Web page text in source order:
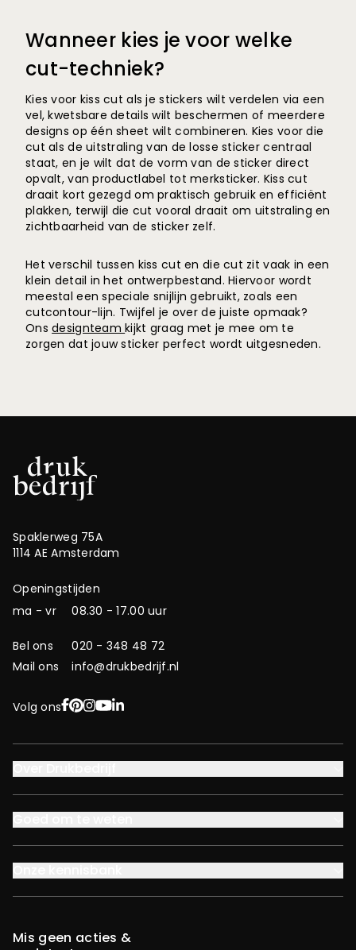
Wanneer kies je voor welke
cut-techniek?
Kies voor kiss cut als je stickers wilt verdelen via een
vel, kwetsbare details wilt beschermen of meerdere
designs op één sheet wilt combineren. Kies voor die
cut als de uitstraling van de losse sticker centraal
staat, en je wilt dat de vorm van de sticker direct
opvalt, van productlabel tot merksticker. Kiss cut
draait kort gezegd om praktisch gebruik en efficiënt
plakken, terwijl die cut vooral draait om uitstraling en
zichtbaarheid van de sticker zelf.
Het verschil tussen kiss cut en die cut zit vaak in een
klein detail in het ontwerpbestand. Hiervoor wordt
meestal een speciale snijlijn gebruikt, zoals een
cutcontour-lijn. Twijfel je over de juiste opmaak?
Onsdesignteamkijkt graag met je mee om te
zorgen dat jouw sticker perfect wordt uitgesneden.
Spaklerweg 75A
1114 AE Amsterdam
Openingstijden
ma - vr
08.30 - 17.00 uur
Bel ons
020 - 348 48 72
Mail ons
info@drukbedrijf.nl
Volg onsFacebook
Pinterest
Instagram
YouTube
LinkedIn
Mis geen acties &